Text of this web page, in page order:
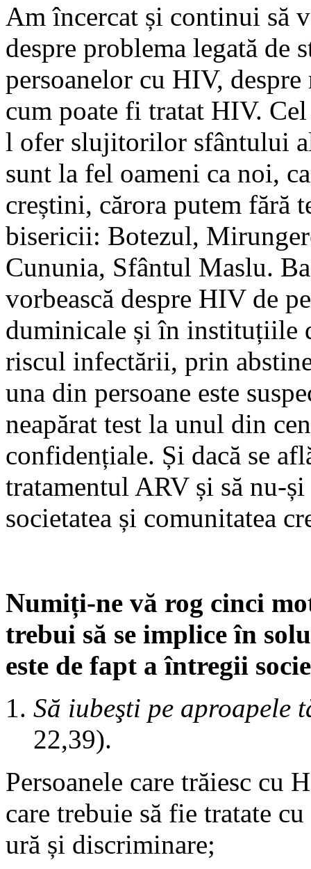
Am încercat și continui să
despre problema legată de
persoanelor cu HIV,
cum poate fi tratat HIV.
l ofer slujitorilor sfântului
sunt la fel oameni ca noi,
creștini, cărora putem fără
bisericii: Botezul,
Cununia, Sfântul Maslu.
vorbească despre HIV de
duminicale și în instituțiile
riscul infectării, prin
una din persoane este
neapărat test la unul din
confidențiale. Și dacă se
tratamentul ARV și să nu-
societatea și comunitatea
Numiți-ne vă rog cinci
trebui să se implice în
este de fapt a întregii
Să iubeşti pe aproapele
22,39).
Persoanele care trăiesc
care trebuie să fie tratate
ură și discriminare;